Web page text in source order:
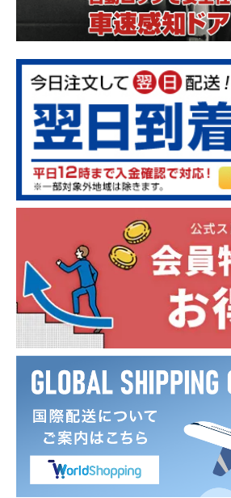
適合車種
ステップワゴン RP6 RP7 RP8
商品番号
ho-stp12-ac08001
材質
TPU素材